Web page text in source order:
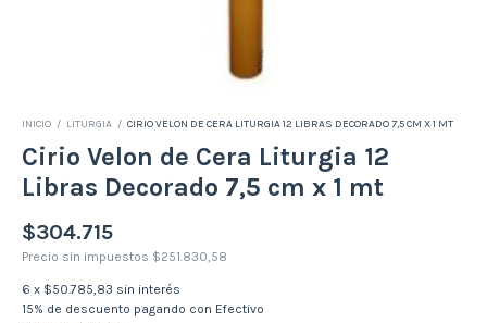
INICIO / LITURGIA / CIRIO VELON DE CERA LITURGIA 12 LIBRAS DECORADO 7,5 CM X 1 MT
Cirio Velon de Cera Liturgia 12
Libras Decorado 7,5 cm x 1 mt
$304.715
Precio sin impuestos $251.830,58
6 x $50.785,83 sin interés
15% de descuento pagando con Efectivo